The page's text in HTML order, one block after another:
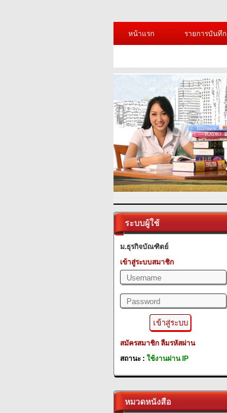
หน้าแรก
รายการบันทึก
ระบบผู้ใช้
ม.ธุรกิจบัณฑิตย์
เข้าสู่ระบบสมาชิก
สมัครสมาชิก ลืมรหัสผ่าน
สถานะ : ใช้งานผ่าน IP
หมวดหนังสือ